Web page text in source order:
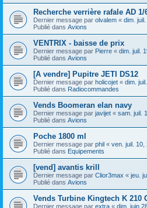
Recherche verrière rafale AD 1/
Dernier message par olvalem « dim.
Publié dans Avions
VENTRIX - baisse de prix
Dernier message par Pierre « dim. juil.
Publié dans Avions
[A vendre] Pupitre JETI DS12
Dernier message par holicojet « dim.
Publié dans Radiocommandes
Vends Boomeran elan navy
Dernier message par javijet « sam. juil.
Publié dans Avions
Poche 1800 ml
Dernier message par phil « ven. juil. 10,
Publié dans Equipements
[vend] avantis krill
Dernier message par Clior3max « jeu.
Publié dans Avions
Vends Turbine Kingtech K 210
Dernier message par extra « dim. juin